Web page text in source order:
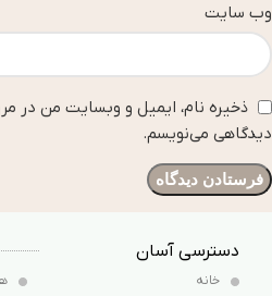
وب‌ سایت
ذخیره نام، ایمیل و وبسایت من در
دیدگاهی می‌نویسم.
دسترسی آسان
خانه